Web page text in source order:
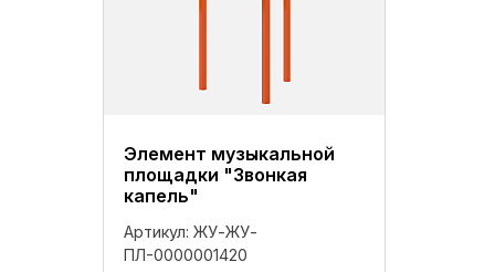
Элемент музыкальной
площадки "Звонкая
капель"
Артикул: ЖУ-ЖУ-
ПЛ-0000001420